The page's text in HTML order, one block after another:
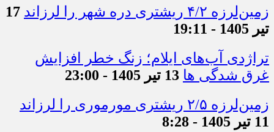
زمین‌لرزه ۴/۲ ریشتری دره شهر را لرزاند
17
تیر 1405 - 19:11
تراژدی آب‌های ایلام؛ زنگ خطر افزایش
غرق شدگی ها 13 تیر 1405 - 23:00
زمین‌لرزه ۲/۵ ریشتری مورموری را لرزاند
11 تیر 1405 - 8:28